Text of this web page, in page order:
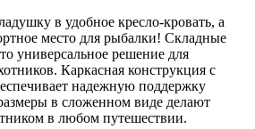
в удобное кресло-кровать, а
место для рыбалки! Складные
универсальное решение для
Каркасная конструкция с
надежную поддержку
в сложенном виде делают
в любом путешествии.